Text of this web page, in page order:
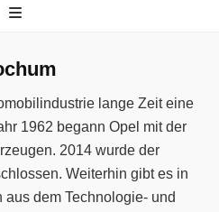
lange Zeit eine
1962 begann Opel mit der
2014 wurde der
Weiterhin gibt es in
aus dem Technologie- und